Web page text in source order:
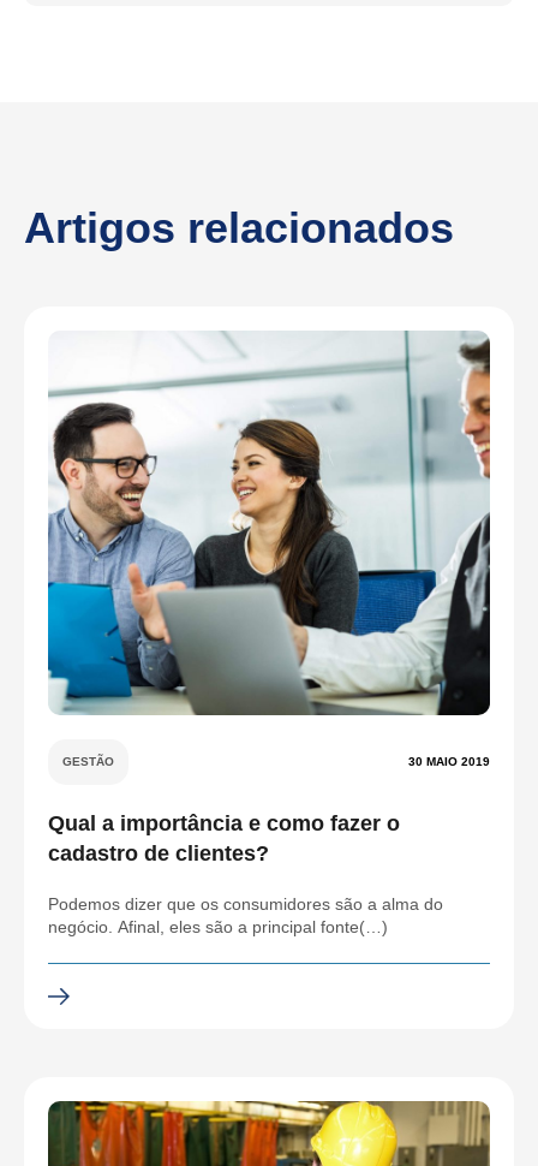
Artigos relacionados
GESTÃO 30 MAIO 2019
Qual a importância e como fazer o
cadastro de clientes?
Podemos dizer que os consumidores são a alma do
negócio. Afinal, eles são a principal fonte(…)